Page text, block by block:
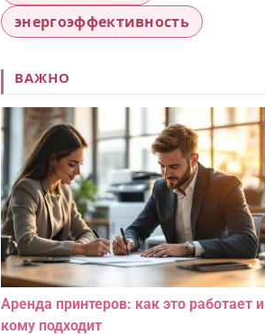
энергоэффективность
ВАЖНО
Аренда принтеров: как это работает и
кому подходит